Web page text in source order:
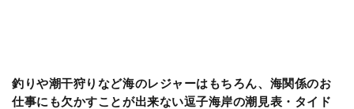
釣りや潮干狩りなど海のレジャーはもちろん、海関係のお
仕事にも欠かすことが出来ない逗子海岸の潮見表・タイド